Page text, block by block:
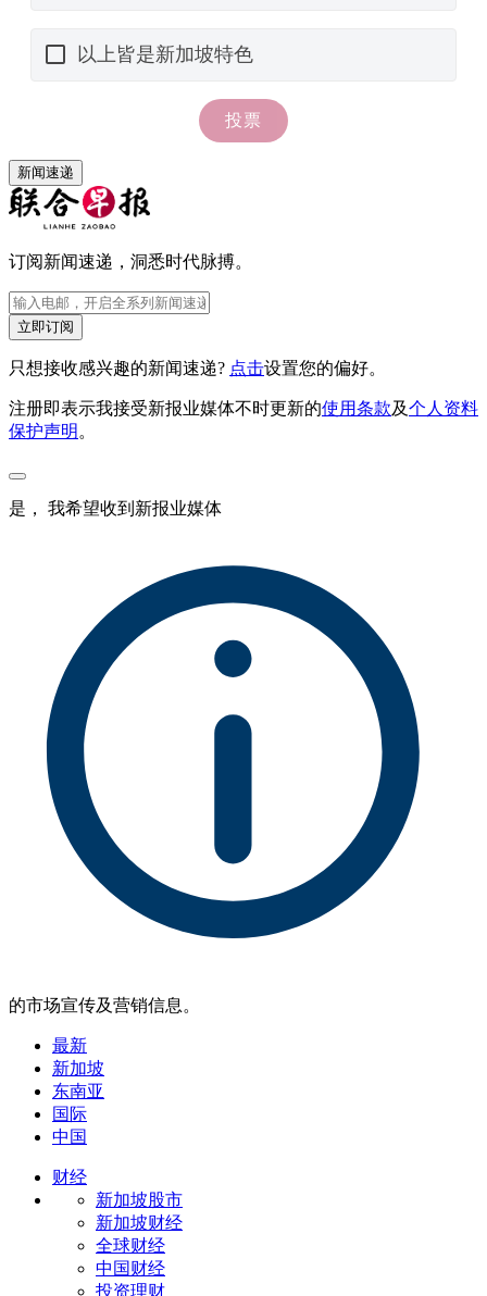
新闻速递
订阅新闻速递，洞悉时代脉搏。
立即订阅
只想接收感兴趣的新闻速递? 点击设置您的偏好。
注册即表示我接受新报业媒体不时更新的使用条款及个人资料
保护声明 。
是， 我希望收到新报业媒体
的市场宣传及营销信息。
最新
新加坡
东南亚
国际
中国
财经
新加坡股市
新加坡财经
全球财经
中国财经
投资理财